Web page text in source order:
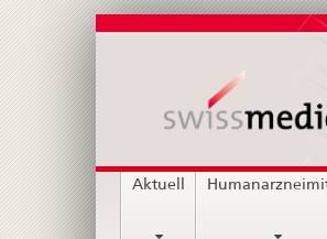
Hauptnavigation
Aktuell